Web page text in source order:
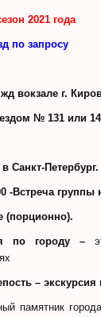
2021 года
по запросу
вокзале г.
№ 131 или
Санкт-Петербург.
-Встреча группы
(порционно).
по городу –
– экскурсия
памятник